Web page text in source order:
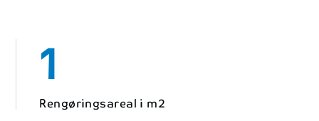
1
Rengøringsareal i m2